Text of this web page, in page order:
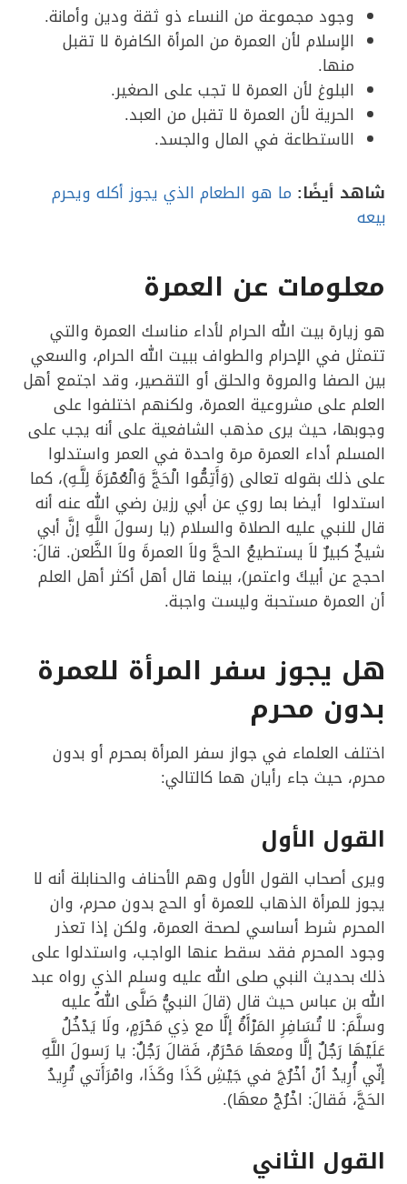
وجود مجموعة من النساء ذو ثقة ودين وأمانة.
الإسلام لأن العمرة من المرأة الكافرة لا تقبل
منها.
البلوغ لأن العمرة لا تجب على الصغير.
الحرية لأن العمرة لا تقبل من العبد.
الاستطاعة في المال والجسد.
شاهد أيضًا: ما هو الطعام الذي يجوز أكله ويحرم
بيعه
معلومات عن العمرة
هو زيارة بيت الله الحرام لأداء مناسك العمرة والتي
تتمثل في الإحرام والطواف ببيت الله الحرام، والسعي
بين الصفا والمروة والحلق أو التقصير، وقد اجتمع أهل
العلم على مشروعية العمرة، ولكنهم اختلفوا على
وجوبها، حيث يرى مذهب الشافعية على أنه يجب على
المسلم أداء العمرة مرة واحدة في العمر واستدلوا
على ذلك بقوله تعالى (وَأَتِمُّوا الْحَجَّ وَالْعُمْرَةَ لِلَّـهِ)، كما
استدلوا أيضا بما روي عن أبي رزين رضي الله عنه أنه
قال للنبي عليه الصلاة والسلام (يا رسولَ اللَّهِ إنَّ أبي
شيخٌ كبيرٌ لاَ يستطيعُ الحجَّ ولاَ العمرةَ ولاَ الظَّعن. قالَ:
احجج عن أبيكَ واعتمر)، بينما قال أهل أكثر أهل العلم
أن العمرة مستحبة وليست واجبة.
هل يجوز سفر المرأة للعمرة
بدون محرم
اختلف العلماء في جواز سفر المرأة بمحرم أو بدون
محرم، حيث جاء رأيان هما كالتالي:
القول الأول
ويرى أصحاب القول الأول وهم الأحناف والحنابلة أنه لا
يجوز للمرأة الذهاب للعمرة أو الحج بدون محرم، وان
المحرم شرط أساسي لصحة العمرة، ولكن إذا تعذر
وجود المحرم فقد سقط عنها الواجب، واستدلوا على
ذلك بحديث النبي صلى الله عليه وسلم الذي رواه عبد
الله بن عباس حيث قال (قالَ النبيُّ صَلَّى اللهُ عليه
وسلَّمَ: لا تُسَافِرِ المَرْأَةُ إلَّا مع ذِي مَحْرَمٍ، ولَا يَدْخُلُ
عَلَيْهَا رَجُلٌ إلَّا ومعهَا مَحْرَمٌ، فَقالَ رَجُلٌ: يا رَسولَ اللَّهِ
إنِّي أُرِيدُ أنْ أخْرُجَ في جَيْشِ كَذَا وكَذَا، وامْرَأَتي تُرِيدُ
الحَجَّ، فَقالَ: اخْرُجْ معهَا).
القول الثاني